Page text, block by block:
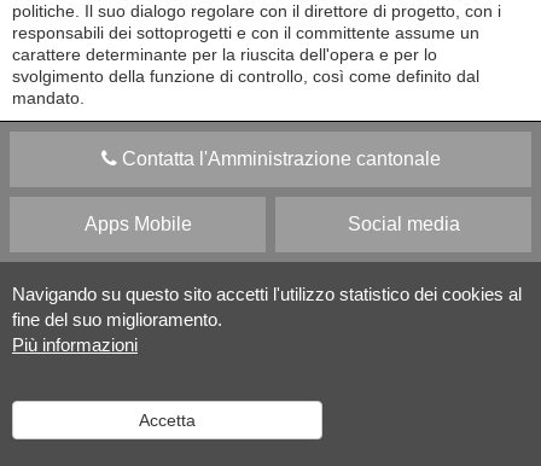
Navigando su questo sito accetti l'utilizzo statistico dei cookies al
fine del suo miglioramento.
Più informazioni
Accetta
politiche. Il suo dialogo regolare con il direttore di progetto, con i
responsabili dei sottoprogetti e con il committente assume un
carattere determinante per la riuscita dell'opera e per lo
svolgimento della funzione di controllo, così come definito dal
mandato.
Contatta l'Amministrazione cantonale
Apps Mobile Social media
Aiuto
Versione desktop